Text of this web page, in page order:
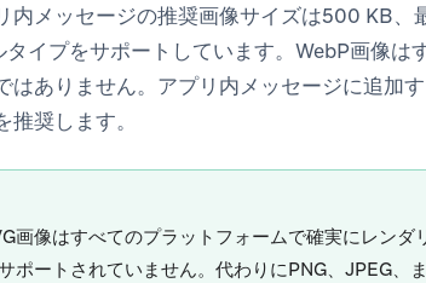
内メッセージの推奨画像サイズは500 KB、
イプをサポートしています。WebP画像は
はありません。アプリ内メッセージに追加
奨します。
画像はすべてのプラットフォームで確実にレン
ポートされていません。代わりにPNG、JPEG、